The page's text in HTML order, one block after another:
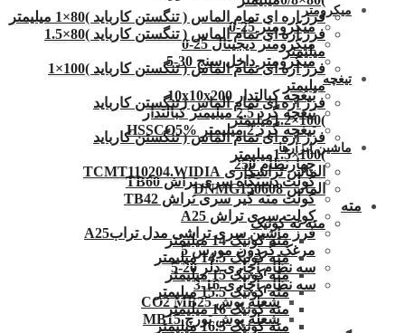
میکرومتر
میکرومتر 25-0
میکرومتر دیجیتال 25-0
میکرومتر داخل سنج 30-5
تیغچه
تیغچه کبالتدار 10x10x200
تیغچه گرد 2.5 میلیمتر کبالتدار
تیغچه گرد 2 میلیمتر HSSCO5%
ماشین ابزارها
چهارنظام 250
کولت دستگاه سری تراش TB60
کولت مته گیر سری تراش TB42
کولت سری تراش A25
فرز ماشین سری تراشی مدل ترابA25
مرغک گردون مورس 5
سه نظام آچاری دلر 20-5
سه نظام آچاری 16-3
شعله پوش CO2 MB25
شعله پوش تورچ MB15
فرز اره ای تمام الماس ( تنگستن کارباید )80×1 میلیمتر
فرز اره ای تمام الماس ( تنگستن کارباید )80×1.5
میلیمتر
فرز اره ای تمام الماس ( تنگستن کارباید )100×1
میلیمتر
فرز اره ای تمام الماس ( تنگستن کارباید
)100×1.2میلیمتر
فرز اره ای تمام الماس ( تنگستن کارباید
)100×1.5میلیمتر
الماس تراشکاری TCMT110204.WIDIA
الماس DNMG150608
مته
مته ته کونیک
مته کونیک 14 میلیمتر
مته کونیک 14.5 میلیمتر
مته کونیک 15 میلیمتر
مته کونیک 15.5 میلیمتر
مته کونیک 16 میلیمتر
مته کونیک 16.5 میلیمتر